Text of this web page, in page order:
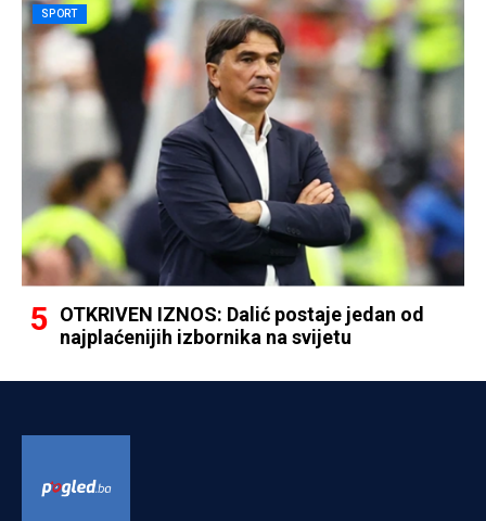
SPORT
OTKRIVEN IZNOS: Dalić postaje jedan od
najplaćenijih izbornika na svijetu